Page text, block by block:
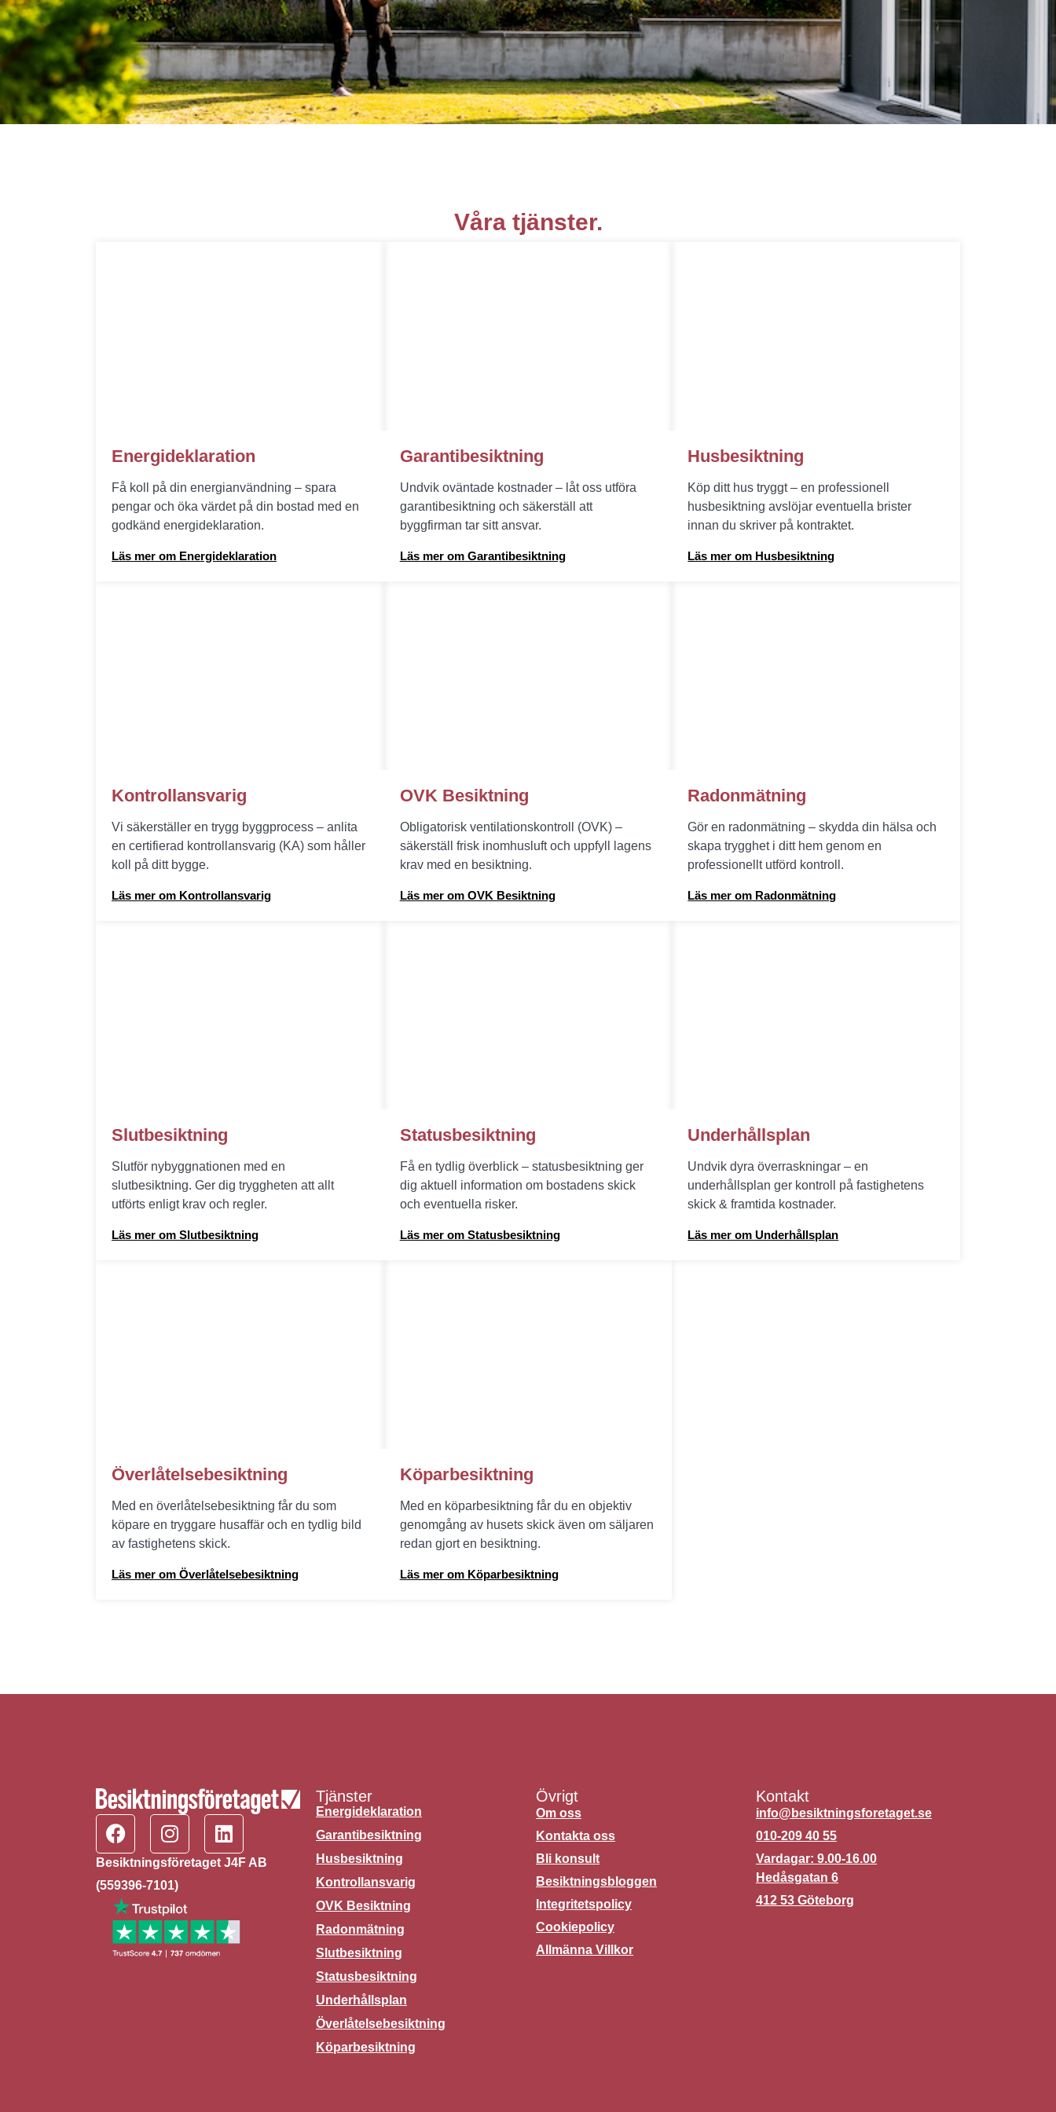
Våra tjänster.
Energideklaration
Få koll på din energianvändning – spara
pengar och öka värdet på din bostad med en
godkänd energideklaration.
Läs mer om Energideklaration
Garantibesiktning
Undvik oväntade kostnader – låt oss utföra
garantibesiktning och säkerställ att
byggfirman tar sitt ansvar.
Läs mer om Garantibesiktning
Husbesiktning
Köp ditt hus tryggt – en professionell
husbesiktning avslöjar eventuella brister
innan du skriver på kontraktet.
Läs mer om Husbesiktning
Kontrollansvarig
Vi säkerställer en trygg byggprocess – anlita
en certifierad kontrollansvarig (KA) som håller
koll på ditt bygge.
Läs mer om Kontrollansvarig
OVK Besiktning
Obligatorisk ventilationskontroll (OVK) –
säkerställ frisk inomhusluft och uppfyll lagens
krav med en besiktning.
Läs mer om OVK Besiktning
Radonmätning
Gör en radonmätning – skydda din hälsa och
skapa trygghet i ditt hem genom en
professionellt utförd kontroll.
Läs mer om Radonmätning
Slutbesiktning
Slutför nybyggnationen med en
slutbesiktning. Ger dig tryggheten att allt
utförts enligt krav och regler.
Läs mer om Slutbesiktning
Statusbesiktning
Få en tydlig överblick – statusbesiktning ger
dig aktuell information om bostadens skick
och eventuella risker.
Läs mer om Statusbesiktning
Underhållsplan
Undvik dyra överraskningar – en
underhållsplan ger kontroll på fastighetens
skick & framtida kostnader.
Läs mer om Underhållsplan
Överlåtelsebesiktning
Med en överlåtelsebesiktning får du som
köpare en tryggare husaffär och en tydlig bild
av fastighetens skick.
Läs mer om Överlåtelsebesiktning
Köparbesiktning
Med en köparbesiktning får du en objektiv
genomgång av husets skick även om säljaren
redan gjort en besiktning.
Läs mer om Köparbesiktning
Besiktningsföretaget J4F AB
(559396-7101)
Tjänster
Energideklaration
Garantibesiktning
Husbesiktning
Kontrollansvarig
OVK Besiktning
Radonmätning
Slutbesiktning
Statusbesiktning
Underhållsplan
Överlåtelsebesiktning
Köparbesiktning
Övrigt
Om oss
Kontakta oss
Bli konsult
Besiktningsbloggen
Integritetspolicy
Cookiepolicy
Allmänna Villkor
Kontakt
info@besiktningsforetaget.se
010-209 40 55
Vardagar: 9.00-16.00
Hedåsgatan 6
412 53 Göteborg